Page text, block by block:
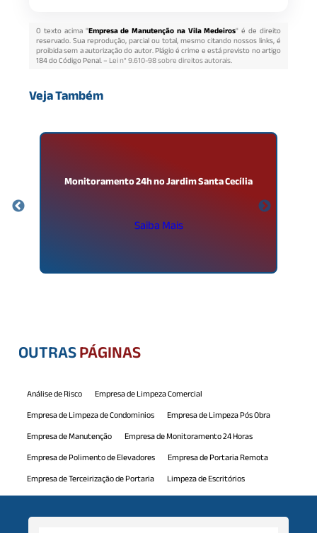
O texto acima "Empresa de Manutenção na Vila Medeiros" é de direito
reservado. Sua reprodução, parcial ou total, mesmo citando nossos links, é
proibida sem a autorização do autor. Plágio é crime e está previsto no artigo
184 do Código Penal. –Lei n° 9.610-98 sobre direitos autorais.
Veja Também
Monitoramento 24h no Jardim Santa Cecília
Saiba Mais
OUTRASPÁGINAS
Análise de Risco
Empresa de Limpeza Comercial
Empresa de Limpeza de Condominios
Empresa de Limpeza Pós Obra
Empresa de Manutenção
Empresa de Monitoramento 24 Horas
Empresa de Polimento de Elevadores
Empresa de Portaria Remota
Empresa de Terceirização de Portaria
Limpeza de Escritórios
Limpeza de Piscina
Manutenção Comercial
Manutenção Predial
Monitoramento 24h
Mão de Obra Terceirizada